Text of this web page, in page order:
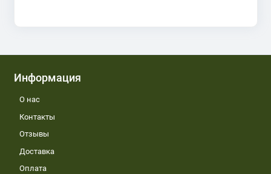
Информация
О нас
Контакты
Отзывы
Доставка
Оплата